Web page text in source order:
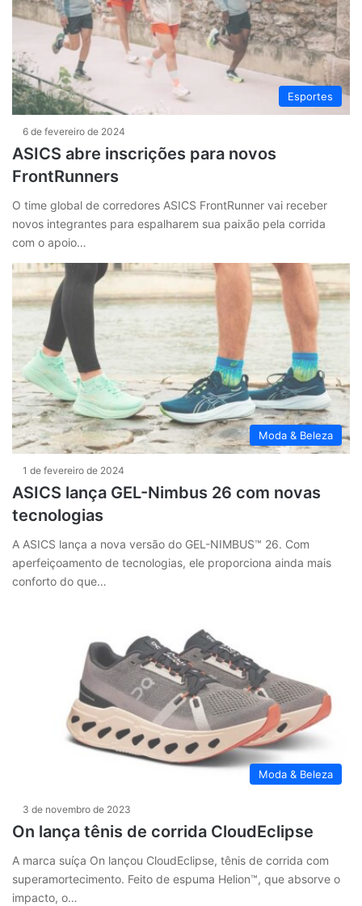
Esportes
6 de fevereiro de 2024
ASICS abre inscrições para novos
FrontRunners
O time global de corredores ASICS FrontRunner vai receber
novos integrantes para espalharem sua paixão pela corrida
com o apoio…
Moda & Beleza
1 de fevereiro de 2024
ASICS lança GEL-Nimbus 26 com novas
tecnologias
A ASICS lança a nova versão do GEL-NIMBUS™ 26. Com
aperfeiçoamento de tecnologias, ele proporciona ainda mais
conforto do que…
Moda & Beleza
3 de novembro de 2023
On lança tênis de corrida CloudEclipse
A marca suíça On lançou CloudEclipse, tênis de corrida com
superamortecimento. Feito de espuma Helion™, que absorve o
impacto, o…